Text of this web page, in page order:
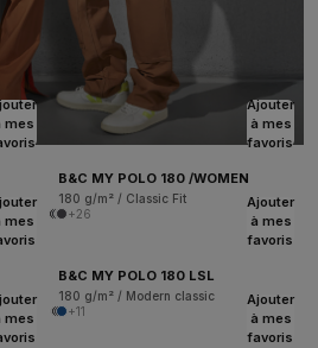
mes
Ajouter
à mes
favoris
B&C MY POLO 180 /WOMEN
180 g/m² / Classic Fit
+26
mes
Ajouter
à mes
favoris
B&C MY POLO 180 LSL
180 g/m² / Modern classic
+11
mes
Ajouter
à mes
favoris